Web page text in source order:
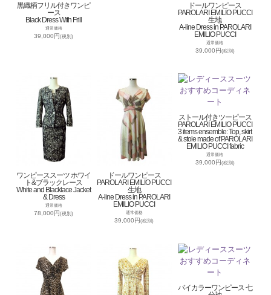
黒織柄フリル付きワンピ
ース
Black Dress With Frill
通常価格
39,000円(税別)
ドールワンピース
PAROLARI EMILIO PUCCI
生地
A-line Dress in PAROLARI
EMILIO PUCCI
通常価格
39,000円(税別)
ワンピーススーツ ホワイ
ト&ブラックレース
White and Blacklace Jacket
& Dress
通常価格
78,000円(税別)
ドールワンピース
PAROLARI EMILIO PUCCI
生地
A-line Dress in PAROLARI
EMILIO PUCCI
通常価格
39,000円(税別)
ストール付きツーピース
PAROLARI EMILIO PUCCI
3 items ensemble: Top, skirt
& stole made of PAROLARI
EMILIO PUCCI fabric
通常価格
39,000円(税別)
バイカラーワンピース 七